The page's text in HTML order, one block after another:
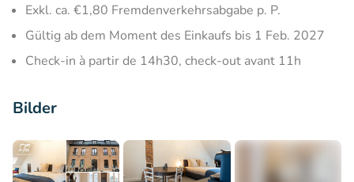
Exkl. ca. €1,80 Fremdenverkehrsabgabe p. P.
Gültig ab dem Moment des Einkaufs bis 1 Feb. 2027
Check-in à partir de 14h30, check-out avant 11h
Bilder